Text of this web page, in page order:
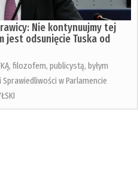
Nie kontynuujmy tej
jest odsunięcie Tuska od
filozofem, publicystą, byłym
w Parlamencie